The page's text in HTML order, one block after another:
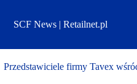
treściSCF News | Retailnet.pl
Przedstawiciele firmy Tavex